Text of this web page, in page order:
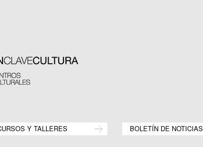
Y TALLERES BOLETÍN DE NOTICIAS